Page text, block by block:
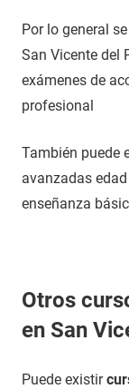
Por lo general
San Vicente del
exámenes de
profesional
También puede
avanzadas
enseñanza
Otros
en San
Puede existir